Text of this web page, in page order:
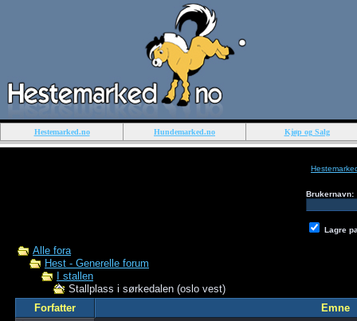
Hestemarked.no Hundemarked.no Kjøp og Salg
Brukernavn:
Lagre
Alle fora
Hest - Generelle forum
I stallen
Stallplass i sørkedalen (oslo vest)
Forfatter
Emne